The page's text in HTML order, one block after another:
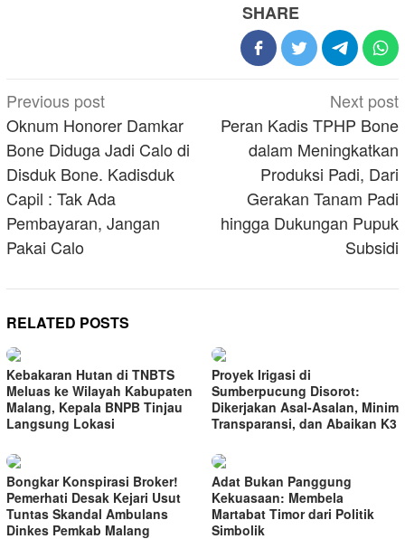
SHARE
Post
navigation
Previous post
Oknum Honorer Damkar
Bone Diduga Jadi Calo di
Disduk Bone. Kadisduk
Capil : Tak Ada
Pembayaran, Jangan
Pakai Calo
Next post
Peran Kadis TPHP Bone
dalam Meningkatkan
Produksi Padi, Dari
Gerakan Tanam Padi
hingga Dukungan Pupuk
Subsidi
RELATED POSTS
Kebakaran Hutan di TNBTS
Meluas ke Wilayah Kabupaten
Malang, Kepala BNPB Tinjau
Langsung Lokasi
Proyek Irigasi di
Sumberpucung Disorot:
Dikerjakan Asal-Asalan, Minim
Transparansi, dan Abaikan K3
Bongkar Konspirasi Broker!
Pemerhati Desak Kejari Usut
Tuntas Skandal Ambulans
Dinkes Pemkab Malang
Adat Bukan Panggung
Kekuasaan: Membela
Martabat Timor dari Politik
Simbolik